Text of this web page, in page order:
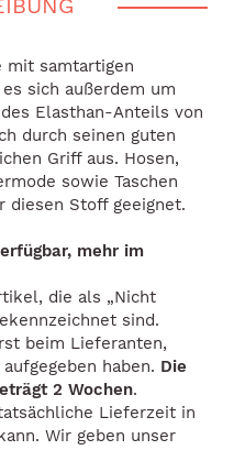
mit samtartigen
sich außerdem um
Elasthan-Anteils von
durch seinen guten
Griff aus. Hosen,
sowie Taschen
diesen Stoff geeignet.
mehr im
die als „Nicht
sind.
beim Lieferanten,
haben. Die
2 Wochen.
Lieferzeit in
Wir geben unser